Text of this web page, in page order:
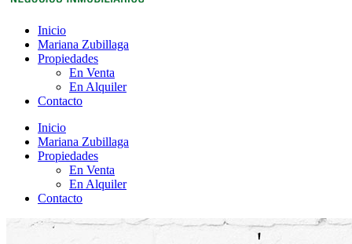
Inicio
Mariana Zubillaga
Propiedades
En Venta
En Alquiler
Contacto
Inicio
Mariana Zubillaga
Propiedades
En Venta
En Alquiler
Contacto